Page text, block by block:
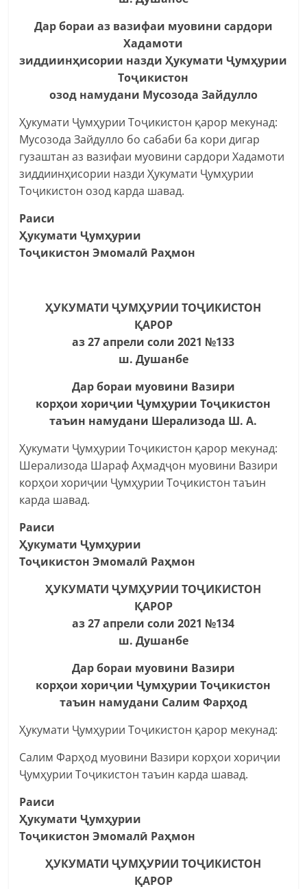
Дар бораи аз вазифаи муовини сардори
Хадамоти
зиддиинҳисории назди Ҳукумати Ҷумҳурии
Тоҷикистон
озод намудани Мусозода Зайдулло
Ҳукумати Ҷумҳурии Тоҷикистон қарор мекунад:
Мусозода Зайдулло бо сабаби ба кори дигар
гузаштан аз вазифаи муовини сардори Хадамоти
зиддиинҳисории назди Ҳукумати Ҷумҳурии
Тоҷикистон озод карда шавад.
Раиси
Ҳукумати Ҷумҳурии
Тоҷикистон Эмомалӣ Раҳмон
ҲУКУМАТИ ҶУМҲУРИИ ТОҶИКИСТОН
ҚАРОР
аз 27 апрели соли 2021 №133
ш. Душанбе
Дар бораи муовини Вазири
корҳои хориҷии Ҷумҳурии Тоҷикистон
таъин намудани Шерализода Ш. А.
Ҳукумати Ҷумҳурии Тоҷикистон қарор мекунад:
Шерализода Шараф Аҳмадҷон муовини Вазири
корҳои хориҷии Ҷумҳурии Тоҷикистон таъин
карда шавад.
Раиси
Ҳукумати Ҷумҳурии
Тоҷикистон Эмомалӣ Раҳмон
ҲУКУМАТИ ҶУМҲУРИИ ТОҶИКИСТОН
ҚАРОР
аз 27 апрели соли 2021 №134
ш. Душанбе
Дар бораи муовини Вазири
корҳои хориҷии Ҷумҳурии Тоҷикистон
таъин намудани Салим Фарҳод
Ҳукумати Ҷумҳурии Тоҷикистон қарор мекунад:
Салим Фарҳод муовини Вазири корҳои хориҷии
Ҷумҳурии Тоҷикистон таъин карда шавад.
Раиси
Ҳукумати Ҷумҳурии
Тоҷикистон Эмомалӣ Раҳмон
ҲУКУМАТИ ҶУМҲУРИИ ТОҶИКИСТОН
ҚАРОР